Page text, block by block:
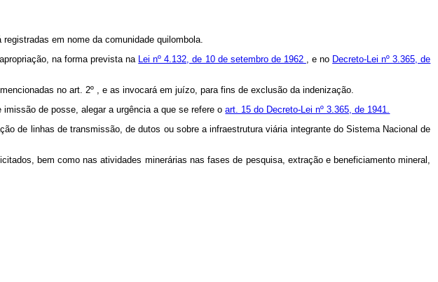
em nome da comunidade quilombola.
na forma prevista na Lei nº 4.132, de 10 de setembro de 1962 , e no Decreto-Lei nº 3.365, de
no art. 2º , e as invocará em juízo, para fins de exclusão da indenização.
imissão de posse, alegar a urgência a que se refere oart. 15 do Decreto-Lei nº 3.365, de 1941.
de linhas de transmissão, de dutos ou sobre a infraestrutura viária integrante do Sistema Nacional de
bem como nas atividades minerárias nas fases de pesquisa, extração e beneficiamento mineral,